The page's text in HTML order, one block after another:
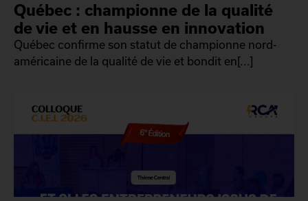
Québec : championne de la qualité
de vie et en hausse en innovation
Québec confirme son statut de championne nord-
américaine de la qualité de vie et bondit en[...]